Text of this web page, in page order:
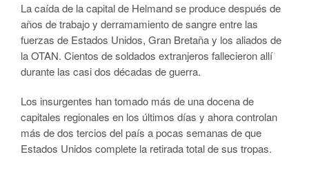
La caída de la capital de Helmand se produce después de
años de trabajo y derramamiento de sangre entre las
fuerzas de Estados Unidos, Gran Bretaña y los aliados de
la OTAN. Cientos de soldados extranjeros fallecieron allí
durante las casi dos décadas de guerra.
Los insurgentes han tomado más de una docena de
capitales regionales en los últimos días y ahora controlan
más de dos tercios del país a pocas semanas de que
Estados Unidos complete la retirada total de sus tropas.